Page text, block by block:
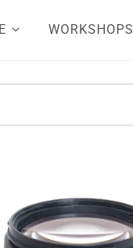
WORKSHOPS